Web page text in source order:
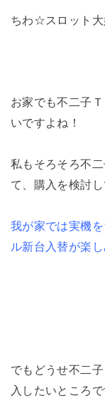
ちわ☆スロット
お家でも不二子
いですよね！
私もそろそろ不
て、購入を検討
我が家では実機
ル新台入替が楽
でもどうせ不二
入したいところで